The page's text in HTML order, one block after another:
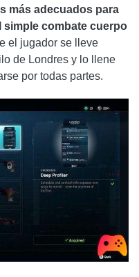
más adecuados para
simple combate cuerpo
el jugador se lleve
de Londres y lo llene
por todas partes.